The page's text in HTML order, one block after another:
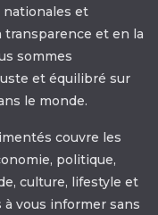
nationales et
et en la
sommes
et équilibré sur
le monde.
couvre les
politique,
culture, lifestyle et
vous informer sans